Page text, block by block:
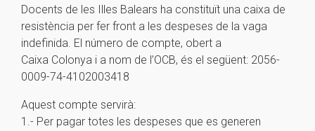
Docents de les Illes Balears ha constituït una caixa de
resistència per fer front a les despeses de la vaga
indefinida. El número de compte, obert a
Caixa Colonya i a nom de l’OCB, és el següent: 2056-
0009-74-4102003418
Aquest compte servirà:
1.- Per pagar totes les despeses que es generen